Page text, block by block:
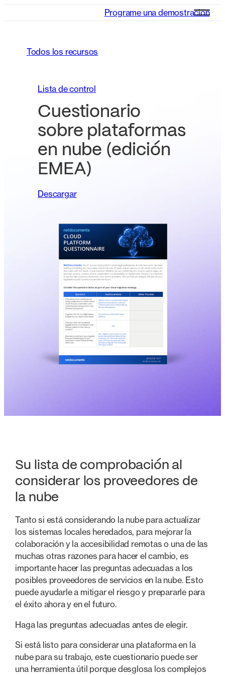
Programe una demostración
Todos los recursos
Lista de control
Cuestionario
sobre plataformas
en nube (edición
EMEA)
Descargar
Su lista de comprobación al
considerar los proveedores de
la nube
Tanto si está considerando la nube para actualizar
los sistemas locales heredados, para mejorar la
colaboración y la accesibilidad remotas o una de las
muchas otras razones para hacer el cambio, es
importante hacer las preguntas adecuadas a los
posibles proveedores de servicios en la nube. Esto
puede ayudarle a mitigar el riesgo y prepararle para
el éxito ahora y en el futuro.
Haga las preguntas adecuadas antes de elegir.
Si está listo para considerar una plataforma en la
nube para su trabajo, este cuestionario puede ser
una herramienta útil porque desglosa los complejos